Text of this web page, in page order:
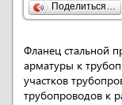
Поделиться…
Фланец стальной
арматуры к
участков
трубопроводов к